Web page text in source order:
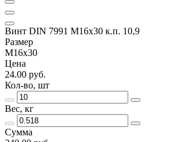
Винт DIN 7991 M16х30 к.п. 10,9
Размер
M16х30
Цена
24.00 руб.
Кол-во, шт
Вес, кг
Сумма